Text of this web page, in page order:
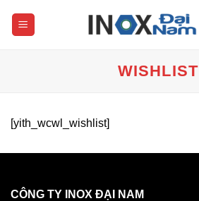
WISHLIST
[yith_wcwl_wishlist]
CÔNG TY INOX ĐẠI NAM